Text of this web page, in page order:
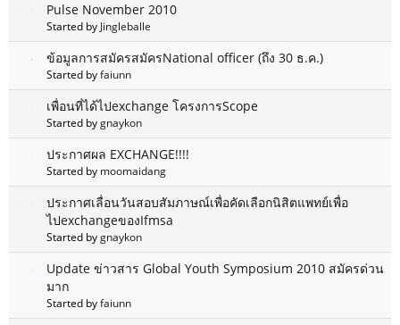
Pulse November 2010
Started by Jingleballe
ข้อมูลการสมัครสมัครNational officer (ถึง 30 ธ.ค.)
Started byfaiunn
เพื่อนที่ได้ไปexchange โครงการScope
Started bygnaykon
ประกาศผล EXCHANGE!!!!
Started by moomaidang
ประกาศเลื่อนวันสอบสัมภาษณ์เพื่อคัดเลือกนิสิตแพทย์เพื่อ
ไปexchangeของIfmsa
Started bygnaykon
Update ข่าวสาร Global Youth Symposium 2010 สมัครด่วน
มาก
Started byfaiunn